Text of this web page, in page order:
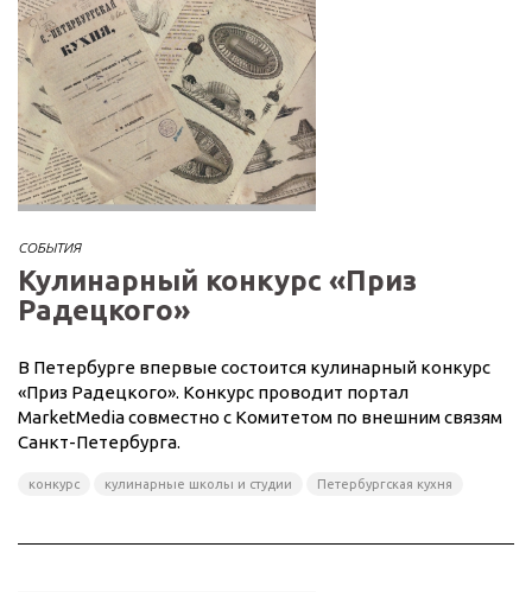
СОБЫТИЯ
Кулинарный конкурс «Приз
Радецкого»
В Петербурге впервые состоится кулинарный конкурс
«Приз Радецкого». Конкурс проводит портал
MarketMedia совместно с Комитетом по внешним связям
Санкт-Петербурга.
конкурс кулинарные школы и студии Петербургская кухня